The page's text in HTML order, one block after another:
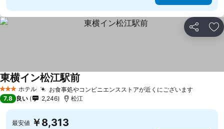
シェア お
3 ホテルのランク
ホテル お食事処やコンビニエンスストアが近くにございます
東横イン松江駅前
7.8 良い 2,246 松江
最安値 ￥8,313